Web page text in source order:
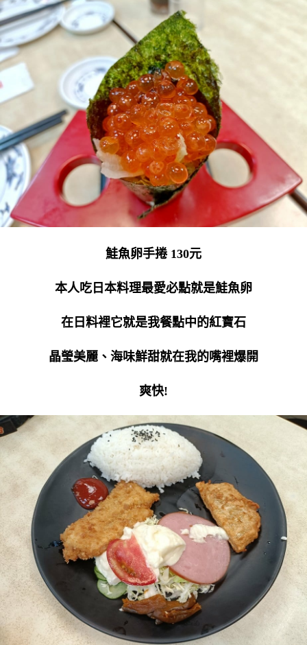
鮭魚卵手捲 130元
本人吃日本料理最愛必點就是鮭魚卵
在日料裡它就是我餐點中的紅寶石
晶瑩美麗、海味鮮甜就在我的嘴裡爆開
爽快!